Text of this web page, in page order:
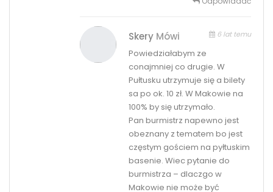
Skery Mówi 6 lat temu
Powiedziałabym ze
conajmniej co drugie. W
Pułtusku utrzymuje się a bilety
sa po ok. 10 zł. W Makowie na
100% by się utrzymało.
Pan burmistrz napewno jest
obeznany z tematem bo jest
częstym gościem na pyłtuskim
basenie. Wiec pytanie do
burmistrza – dlaczgo w
Makowie nie może być